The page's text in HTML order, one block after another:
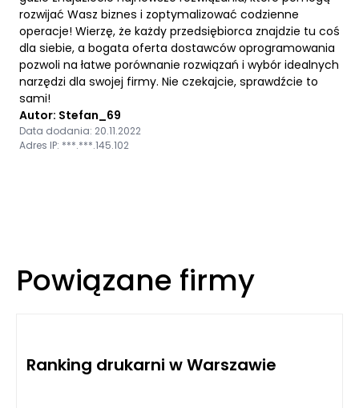
rozwijać Wasz biznes i zoptymalizować codzienne
operacje! Wierzę, że każdy przedsiębiorca znajdzie tu coś
dla siebie, a bogata oferta dostawców oprogramowania
pozwoli na łatwe porównanie rozwiązań i wybór idealnych
narzędzi dla swojej firmy. Nie czekajcie, sprawdźcie to
sami!
Autor: Stefan_69
Data dodania: 20.11.2022
Adres IP: ***.***.145.102
Powiązane firmy
Ranking drukarni w Warszawie